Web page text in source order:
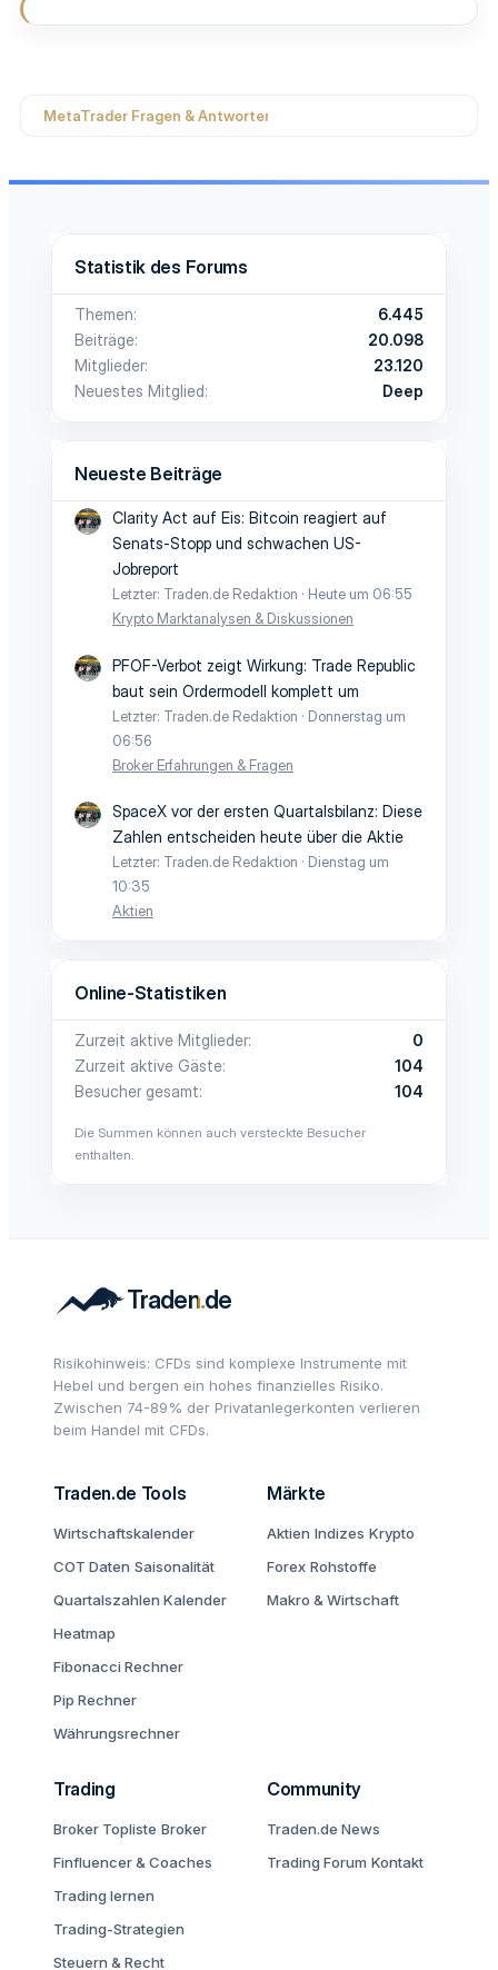
n
MetaTrader Fragen & Antworten
Statistik des Forums
Themen
6.445
Beiträge
20.098
Mitglieder
23.120
Neuestes Mitglied
Deep
Neueste Beiträge
Clarity Act auf Eis: Bitcoin reagiert auf
Senats-Stopp und schwachen US-
Jobreport
Letzter: Traden.de Redaktion
Heute um 06:55
Krypto Marktanalysen & Diskussionen
PFOF-Verbot zeigt Wirkung: Trade Republic
baut sein Ordermodell komplett um
Letzter: Traden.de Redaktion
Donnerstag um
06:56
Broker Erfahrungen & Fragen
SpaceX vor der ersten Quartalsbilanz: Diese
Zahlen entscheiden heute über die Aktie
Letzter: Traden.de Redaktion
Dienstag um
10:35
Aktien
Online-Statistiken
Zurzeit aktive Mitglieder
0
Zurzeit aktive Gäste
104
Besucher gesamt
104
Die Summen können auch versteckte Besucher
enthalten.
Risikohinweis: CFDs sind komplexe Instrumente mit
Hebel und bergen ein hohes finanzielles Risiko.
Zwischen 74-89% der Privatanlegerkonten verlieren
beim Handel mit CFDs.
Traden.de Tools
Wirtschaftskalender
COT Daten Saisonalität
Quartalszahlen Kalender
Heatmap
Fibonacci Rechner
Pip Rechner
Währungsrechner
Märkte
Aktien Indizes Krypto
Forex Rohstoffe
Makro & Wirtschaft
Trading
Broker Topliste Broker
Finfluencer & Coaches
Trading lernen
Trading-Strategien
Steuern & Recht
Community
Traden.de News
Trading Forum Kontakt